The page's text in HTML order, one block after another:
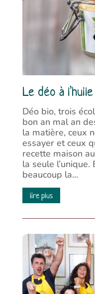
Le déo à
Déo bio, trois
bon an mal an
la matière, ceux
essayer et ceux
recette maison
la seule
beaucoup la...
lire plus